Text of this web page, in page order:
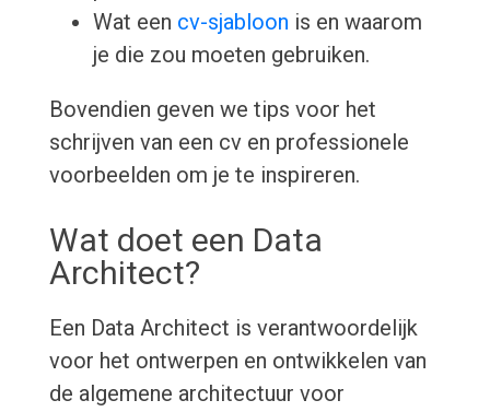
Wat een cv-sjabloon is en waarom
je die zou moeten gebruiken.
Bovendien geven we tips voor het
schrijven van een cv en professionele
voorbeelden om je te inspireren.
Wat doet een Data
Architect?
Een Data Architect is verantwoordelijk
voor het ontwerpen en ontwikkelen van
de algemene architectuur voor